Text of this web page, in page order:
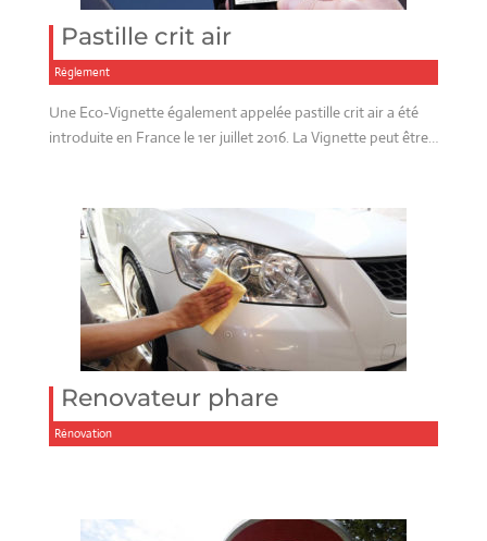
Pastille crit air
Réglement
Une Eco-Vignette également appelée pastille crit air a été
introduite en France le 1er juillet 2016. La Vignette peut être…
Renovateur phare
Rénovation